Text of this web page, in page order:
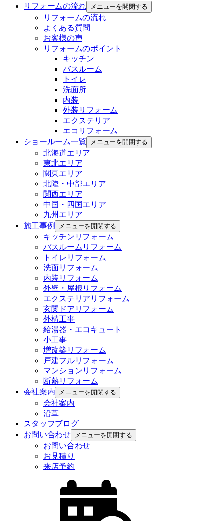
リフォームの流れ
メニューを開閉する
リフォームの流れ
よくある質問
お客様の声
リフォームのポイント
キッチン
バスルーム
トイレ
洗面所
内装
外装リフォーム
エクステリア
エコリフォーム
ショールーム一覧
メニューを開閉する
北海道エリア
東北エリア
関東エリア
北陸・中部エリア
関西エリア
中国・四国エリア
九州エリア
施工事例
メニューを開閉する
キッチンリフォーム
バスルームリフォーム
トイレリフォーム
洗面リフォーム
内装リフォーム
外壁・屋根リフォーム
エクステリアリフォーム
玄関ドアリフォーム
外構工事
給湯器・エコキュート
小工事
増改築リフォーム
戸建フルリフォーム
マンションリフォーム
断熱リフォーム
会社案内
メニューを開閉する
会社案内
沿革
スタッフブログ
お問い合わせ
メニューを開閉する
お問い合わせ
お見積り
来店予約